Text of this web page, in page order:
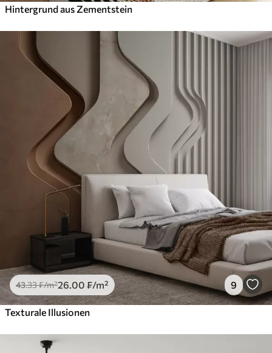
Hintergrund aus Zementstein
43.33₣/m²26 .00 ₣/m² 9
Texturale Illusionen